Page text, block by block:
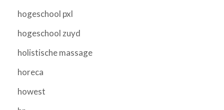
hogeschool pxl
hogeschool zuyd
holistische massage
horeca
howest